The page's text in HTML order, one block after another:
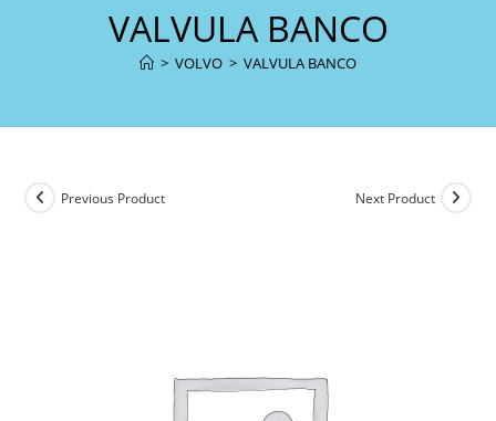
VALVULA BANCO
> VOLVO > VALVULA BANCO
Previous Product Next Product